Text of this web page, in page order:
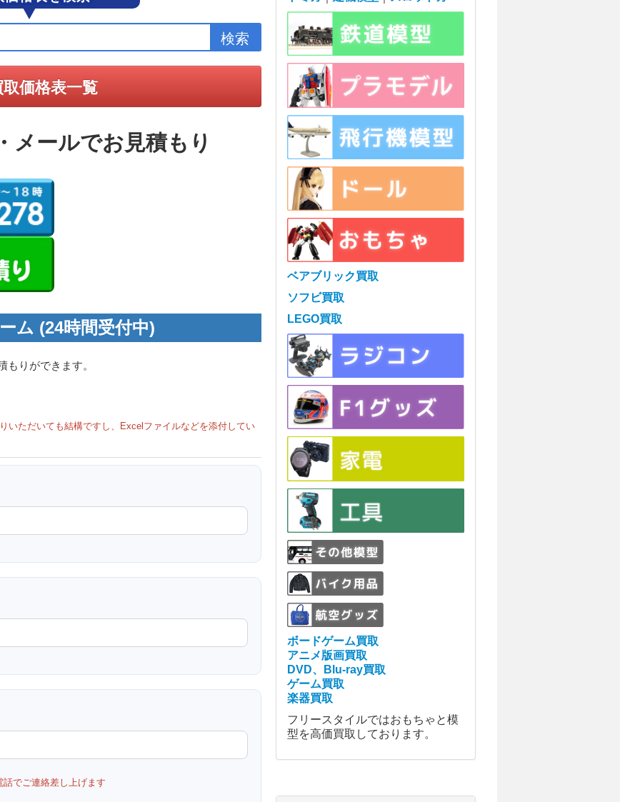
価格表一覧
メールでお見積もり
ム (24時間受付中)
もりができます。
いただいても結構ですし、Excelファイルなどを添付してい
でご連絡差し上げます
ベアブリック買取
ソフビ買取
LEGO買取
ボードゲーム買取
アニメ版画買取
DVD、Blu-ray買取
ゲーム買取
楽器買取
フリースタイルではおもちゃと模
型を高価買取しております。